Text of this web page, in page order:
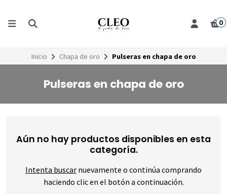
0
Inicio Chapa de oro Pulseras en chapa de oro
Pulseras en chapa de oro
Aún no hay productos disponibles en esta
categoría.
Intenta buscar nuevamente o continúa comprando
haciendo clic en el botón a continuación.